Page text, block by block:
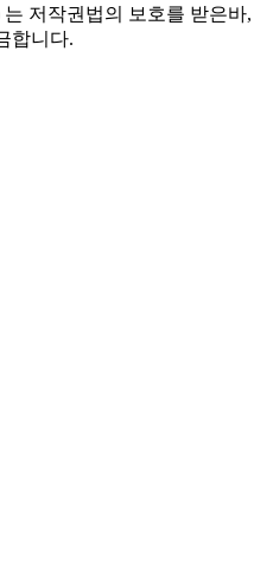
저작권법의 보호를 받은바,
합니다.